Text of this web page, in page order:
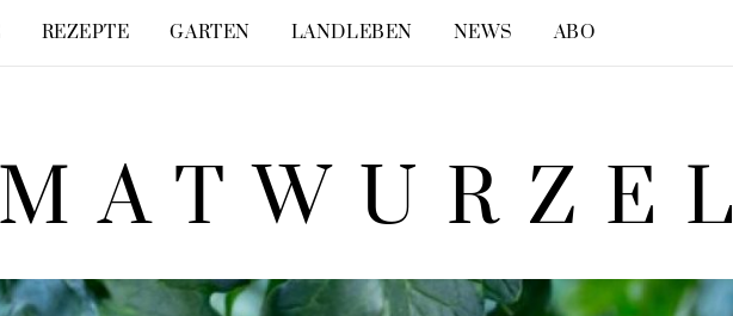
REZEPTE GARTEN LANDLEBEN NEWS ABO